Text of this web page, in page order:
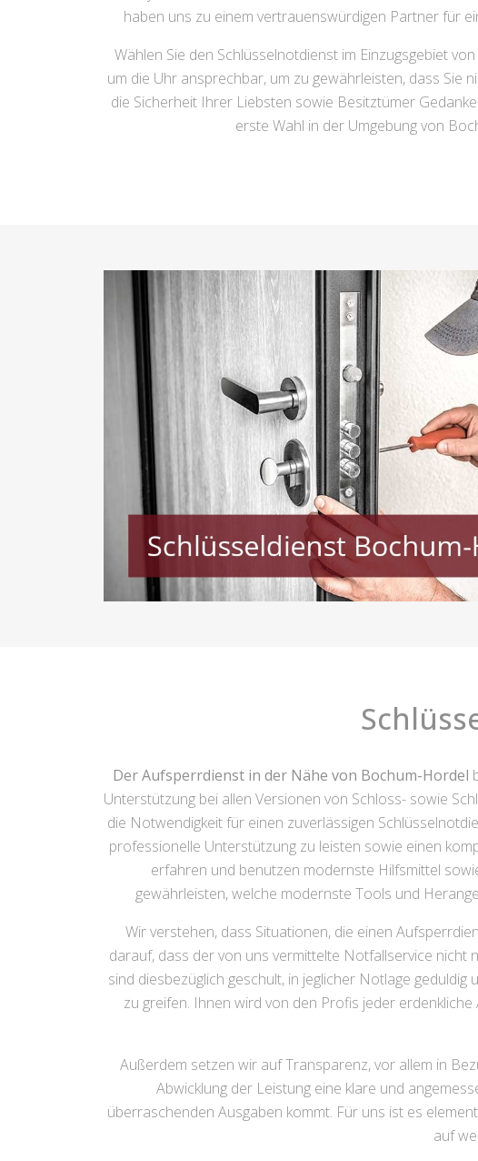
haben uns zu einem vertrauenswürdigen Partner für
Wählen Sie den Schlüsselnotdienst im Einzugsgebiet
um die Uhr ansprechbar, um zu gewährleisten, dass
die Sicherheit Ihrer Liebsten sowie Besitztümer
erste Wahl in der Umgebung von
Der Aufsperrdienst in der Nähe von Bochum-Hordel
Unterstützung bei allen Versionen von Schloss- sowie
die Notwendigkeit für einen zuverlässigen
professionelle Unterstützung zu leisten sowie einen
erfahren und benutzen modernste Hilfsmittel
gewährleisten, welche modernste Tools und
Wir verstehen, dass Situationen, die einen
darauf, dass der von uns vermittelte Notfallservice nicht
sind diesbezüglich geschult, in jeglicher Notlage
zu greifen. Ihnen wird von den Profis jeder
Außerdem setzen wir auf Transparenz, vor allem in
Abwicklung der Leistung eine klare und
überraschenden Ausgaben kommt. Für uns ist es
auf